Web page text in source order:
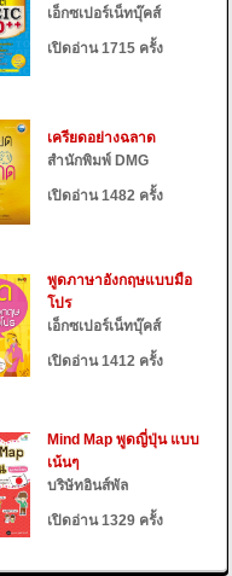
เอ็กซเปอร์เน็ทบุ๊คส์
เปิดอ่าน 1715 ครั้ง
เครียดอย่างฉลาด
สำนักพิมพ์ DMG
เปิดอ่าน 1482 ครั้ง
พูดภาษาอังกฤษแบบมือ
โปร
เอ็กซเปอร์เน็ทบุ๊คส์
เปิดอ่าน 1412 ครั้ง
Mind Map พูดญี่ปุ่น แบบ
เน้นๆ
บริษัทอินส์พัล
เปิดอ่าน 1329 ครั้ง